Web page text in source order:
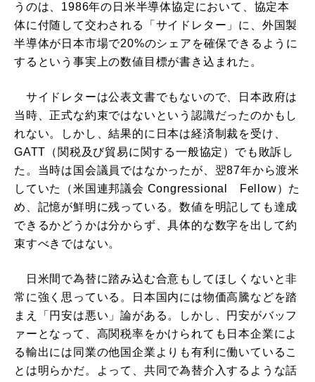
うのは、1986年の日米半導体協定において、協定本
体に付随して交わされる「サイドレター」に、外国製
半導体が日本市場で20%のシェアを確保できるように
するという事実上の数値目標が書き込まれた。
サイドレターは公表文書でもないので、日本政府は
当時、正式な約束ではないという認識だったのかもし
れない。しかし、結果的に日本は経済制裁を受け、
GATT（関税及び貿易に関する一般協定）でも敗訴し
た。当時は国会議員ではなかったが、翌87年から渡米
していた（米国連邦議会 Congressional Fellow）た
め、記憶が鮮明に残っている。数値を明記しても達成
できるかどうかは分からず、具体的な数字を出して約
束すべきではない。
日米間で為替に踏み込む合意もしてほしくないと非
常に強く思っている。日本国内には物価高騰などを踏
まえ「円安は悪い」論がある。しかし、円安がバッフ
ァーとなって、高関税率をかけられても日本企業によ
る輸出には同業の他国企業よりも有利に働いているこ
とは明らかだ。よって、共同で為替介入するような話